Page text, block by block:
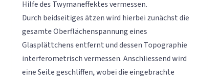
Hilfe des Twymaneffektes vermessen.
Durch beidseitiges ätzen wird hierbei zunächst die
gesamte Oberflächenspannung eines
Glasplättchens entfernt und dessen Topographie
interferometrisch vermessen. Anschliessend wird
eine Seite geschliffen, wobei die eingebrachte